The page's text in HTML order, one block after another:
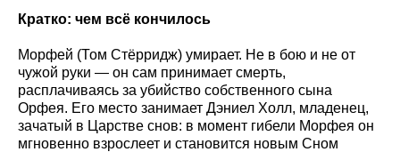
Кратко: чем всё кончилось
Морфей (Том Стёрридж) умирает. Не в бою и не от
чужой руки — он сам принимает смерть,
расплачиваясь за убийство собственного сына
Орфея. Его место занимает Дэниел Холл, младенец,
зачатый в Царстве снов: в момент гибели Морфея он
мгновенно взрослеет и становится новым Сном